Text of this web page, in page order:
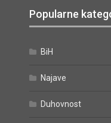
Popularne
BiH
Najave
Duhovnost